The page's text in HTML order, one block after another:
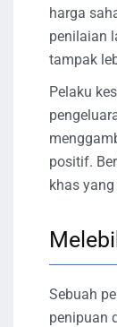
harga
penilaian
tampak
Pelaku
positif.
khas
Sebuah
penipuan